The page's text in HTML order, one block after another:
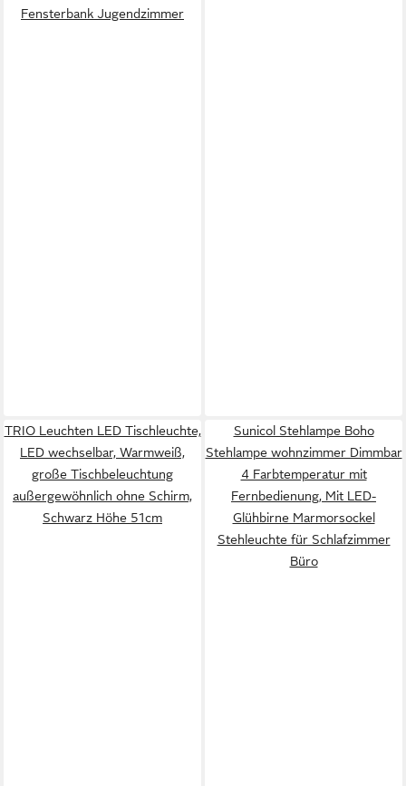
Fensterbank Jugendzimmer
TRIO Leuchten LED Tischleuchte,
LED wechselbar, Warmweiß,
große Tischbeleuchtung
außergewöhnlich ohne Schirm,
Schwarz Höhe 51cm
Sunicol Stehlampe Boho
Stehlampe wohnzimmer Dimmbar
4 Farbtemperatur mit
Fernbedienung, Mit LED-
Glühbirne Marmorsockel
Stehleuchte für Schlafzimmer
Büro